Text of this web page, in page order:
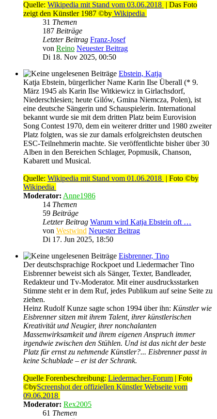
Quelle: Wikipedia mit Stand vom 03.06.2018 | Das Foto
zeigt den Künstler 1987 ©by Wikipedia
31 Themen
187 Beiträge
Letzter Beitrag Franz-Josef
von Reino Neuester Beitrag
Di 18. Nov 2025, 00:50
Ebstein, Katja
Katja Ebstein, bürgerlicher Name Karin Ilse Überall (* 9.
März 1945 als Karin Ilse Witkiewicz in Girlachsdorf,
Niederschlesien; heute Gilów, Gmina Niemcza, Polen), ist
eine deutsche Sängerin und Schauspielerin. International
bekannt wurde sie mit dem dritten Platz beim Eurovision
Song Contest 1970, dem ein weiterer dritter und 1980 zweiter
Platz folgten, was sie zur damals erfolgreichsten deutschen
ESC-Teilnehmerin machte. Sie veröffentlichte bisher über 30
Alben in den Bereichen Schlager, Popmusik, Chanson,
Kabarett und Musical.
Quelle: Wikipedia mit Stand vom 01.06.2018 | Foto ©by
Wikipedia
Moderator: Anne1986
14 Themen
59 Beiträge
Letzter Beitrag Warum wird Katja Ebstein oft …
von Westwind Neuester Beitrag
Di 17. Jun 2025, 18:50
Eisbrenner, Tino
Der deutschsprachige Rockpoet und Liedermacher Tino
Eisbrenner beweist sich als Sänger, Texter, Bandleader,
Redakteur und Tv-Moderator. Mit einer ausdrucksstarken
Stimme steht er in dem Ruf, jedes Publikum auf seine Seite zu
ziehen.
Heinz Rudolf Kunze sagte schon 1994 über ihn: Künstler wie
Eisbrenner sitzen mit ihrem Talent, ihrer künstlerischen
Kreativität und Neugier, ihrer nonchalanten
Massenwirksamkeit und ihrem eigenen Anspruch immer
irgendwie zwischen den Stühlen. Und ist das nicht der beste
Platz für ernst zu nehmende Künstler?... Eisbrenner passt in
keine Schublade – er ist der Schrank.
Quelle Forenbeschreibung: Liedermacher-Forum | Foto
©byScreenshot der offiziellen Künstler Webseite vom
09.06.2018
Moderator: Rex2005
61 Themen